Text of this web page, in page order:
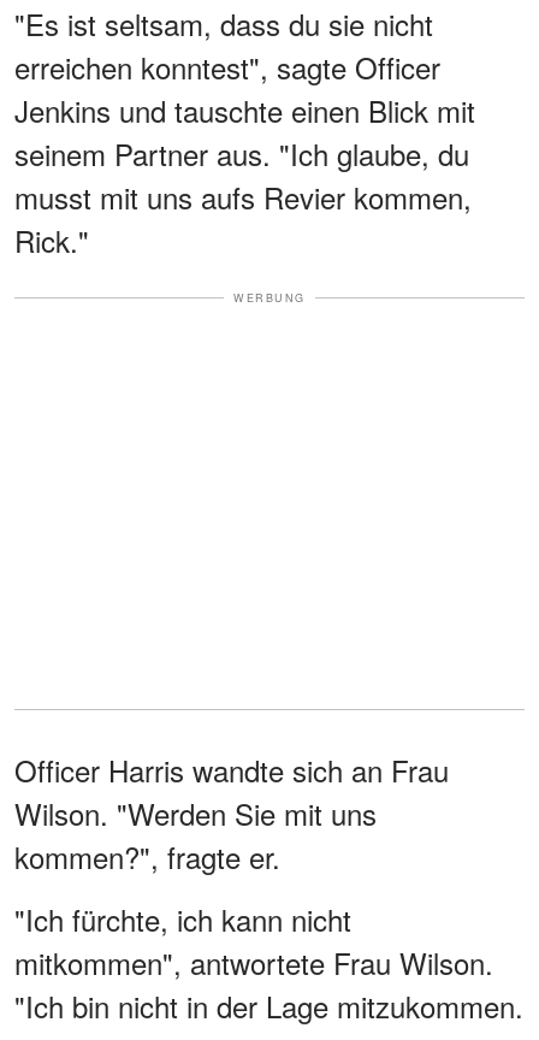
"Es ist seltsam, dass du sie nicht
erreichen konntest", sagte Officer
Jenkins und tauschte einen Blick mit
seinem Partner aus. "Ich glaube, du
musst mit uns aufs Revier kommen,
Rick."
WERBUNG
Officer Harris wandte sich an Frau
Wilson. "Werden Sie mit uns
kommen?", fragte er.
"Ich fürchte, ich kann nicht
mitkommen", antwortete Frau Wilson.
"Ich bin nicht in der Lage mitzukommen.